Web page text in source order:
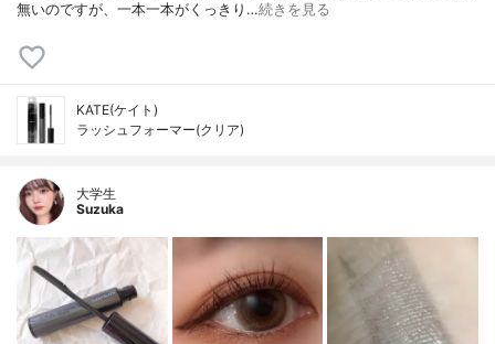
無いのですが、一本一本がくっきり…続きを見る
KATE(ケイト)
ラッシュフォーマー(クリア)
大学生
Suzuka